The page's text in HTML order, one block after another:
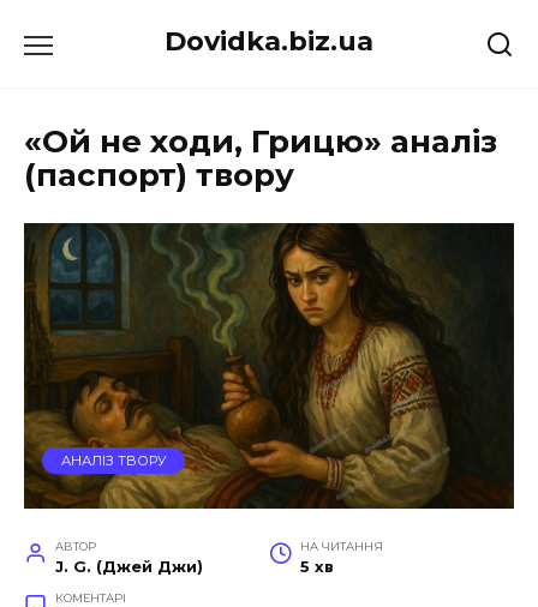
до
Dovidka.biz.ua
«Ой не ходи, Грицю» аналіз
(паспорт) твору
АНАЛІЗ ТВОРУ
АВТОР
J. G. (Джей Джи)
НА ЧИТАННЯ
5 хв
КОМЕНТАРІ